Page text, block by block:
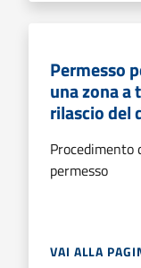
Permesso
una zona
rilascio del
Procedimento
permesso
VAI ALLA